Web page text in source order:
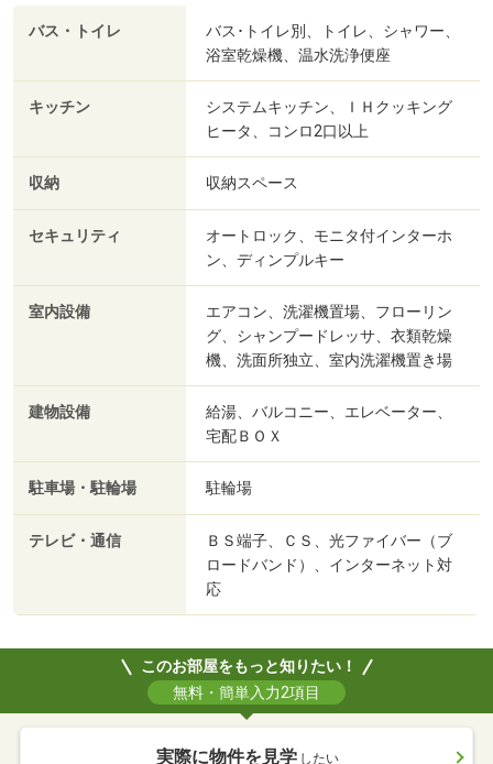
バス・トイレ
バス･トイレ別、トイレ、シャワー、
浴室乾燥機、温水洗浄便座
キッチン
システムキッチン、ＩＨクッキング
ヒータ、コンロ2口以上
収納 収納スペース
セキュリティ
オートロック、モニタ付インターホ
ン、ディンプルキー
室内設備
エアコン、洗濯機置場、フローリン
グ、シャンプードレッサ、衣類乾燥
機、洗面所独立、室内洗濯機置き場
建物設備
給湯、バルコニー、エレベーター、
宅配ＢＯＸ
駐車場・駐輪場 駐輪場
テレビ・通信
ＢＳ端子、ＣＳ、光ファイバー（ブ
ロードバンド）、インターネット対
応
このお部屋をもっと知りたい！
無料・簡単入力2項目
実際に物件を見学 したい